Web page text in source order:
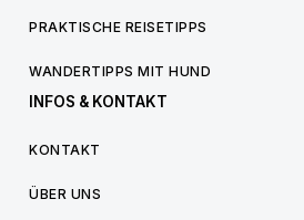
PRAKTISCHE REISETIPPS
WANDERTIPPS MIT HUND
INFOS & KONTAKT
KONTAKT
ÜBER UNS